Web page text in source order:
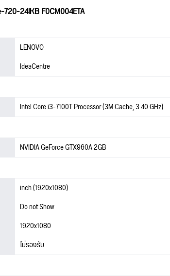
720-24IKB F0CM004ETA
LENOVO
IdeaCentre
Intel Core i3-7100T Processor (3M Cache, 3.40 GHz)
NVIDIA GeForce GTX960A 2GB
inch (1920x1080)
Do not Show
1920x1080
ไม่รองรับ